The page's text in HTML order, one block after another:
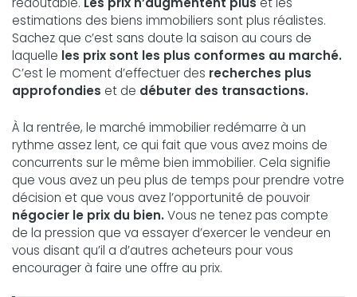
estimations des biens immobiliers sont plus réalistes.
Sachez que c’est sans doute la saison au cours de
laquelle les prix sont les plus conformes au marché.
C’est le moment d’effectuer des recherches plus
approfondies et de débuter des transactions.
À la rentrée, le marché immobilier redémarre à un
rythme assez lent, ce qui fait que vous avez moins de
concurrents sur le même bien immobilier. Cela signifie
que vous avez un peu plus de temps pour prendre votre
décision et que vous avez l’opportunité de pouvoir
négocier le prix du bien.Vous ne tenez pas compte
de la pression que va essayer d’exercer le vendeur en
vous disant qu’il a d’autres acheteurs pour vous
encourager à faire une offre au prix.